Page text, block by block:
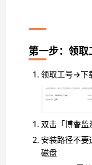
第一步：领
领取工号→下
双击「博睿
安装路径不
磁盘